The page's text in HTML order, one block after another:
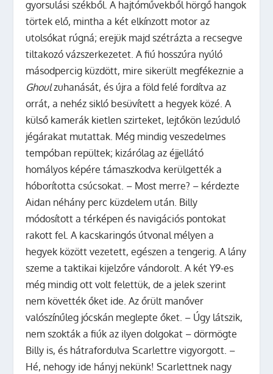
gyorsulási székből. A hajtóművekből hörgő hangok
törtek elő, mintha a két elkínzott motor az
utolsókat rúgná; erejük majd szétrázta a recsegve
tiltakozó vázszerkezetet. A fiú hosszúra nyúló
másodpercig küzdött, mire sikerült megfékeznie a
Ghoulzuhanását, és újra a föld felé fordítva az
orrát, a nehéz sikló besüvített a hegyek közé. A
külső kamerák kietlen szirteket, lejtőkön lezúduló
jégárakat mutattak. Még mindig veszedelmes
tempóban repültek; kizárólag az éjjellátó
homályos képére támaszkodva kerülgették a
hóborította csúcsokat. – Most merre? – kérdezte
Aidan néhány perc küzdelem után. Billy
módosított a térképen és navigációs pontokat
rakott fel. A kacskaringós útvonal mélyen a
hegyek között vezetett, egészen a tengerig. A lány
szeme a taktikai kijelzőre vándorolt. A két Y9-es
még mindig ott volt felettük, de a jelek szerint
nem követték őket ide. Az őrült manőver
valószínűleg jócskán meglepte őket. – Úgy látszik,
nem szokták a fiúk az ilyen dolgokat – dörmögte
Billy is, és hátrafordulva Scarlettre vigyorgott. –
Hé, nehogy ide hányj nekünk! Scarlettnek nagy